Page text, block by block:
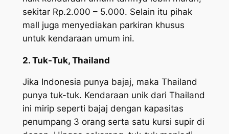
sekitar Rp.2.000 – 5.000. Selain itu pihak
mall juga menyediakan parkiran khusus
untuk kendaraan umum ini.
2. Tuk-Tuk, Thailand
Jika Indonesia punya bajaj, maka Thailand
punya tuk-tuk. Kendaraan unik dari Thailand
ini mirip seperti bajaj dengan kapasitas
penumpang 3 orang serta satu kursi supir di